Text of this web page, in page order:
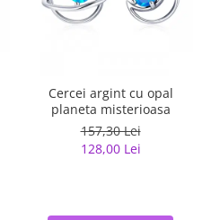
Cercei argint cu opal
planeta misterioasa
157,30 Lei
128,00 Lei